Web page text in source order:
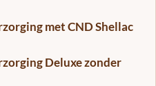
met CND Shellac
Deluxe zonder